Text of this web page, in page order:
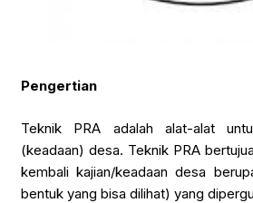
Pengertian
Teknik PRA adalah alat-alat
(keadaan) desa. Teknik PRA
kembali kajian/keadaan desa
bentuk yang bisa dilihat) yang